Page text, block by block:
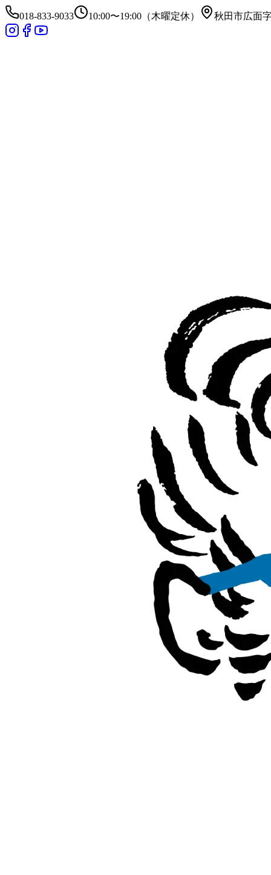
018-833-9033 10:00〜19:00（木曜定休） 秋田市広面